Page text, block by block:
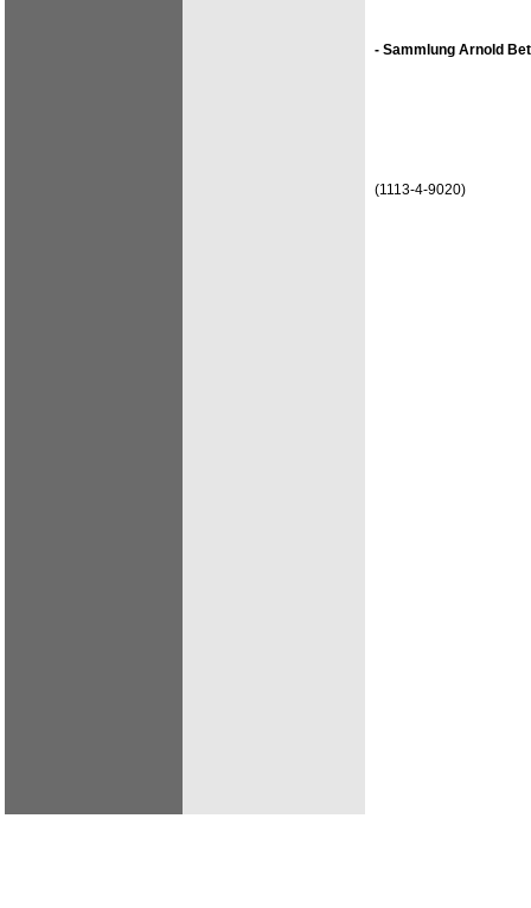
- Sammlung Arnold
(1113-4-9020)